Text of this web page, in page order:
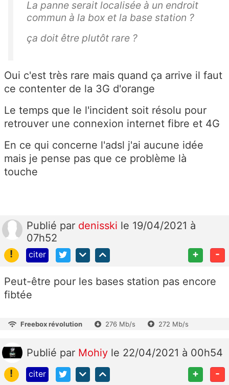
La panne serait localisée à un endroit
commun à la box et la base station ?
ça doit être plutôt rare ?
Oui c'est très rare mais quand ça arrive il faut
ce contenter de la 3G d'orange
Le temps que le l'incident soit résolu pour
retrouver une connexion internet fibre et 4G
En ce qui concerne l'adsl j'ai aucune idée
mais je pense pas que ce problème là
touche
Publié par denisski le 19/04/2021 à
07h52
!
citer + -
Peut-être pour les bases station pas encore
fibtée
Freebox révolution 276 Mb/s 272 Mb/s
Publié par Mohiy le 22/04/2021 à 00h54
!
citer + -